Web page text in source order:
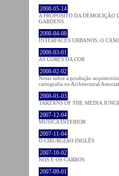
2008-05-14
A PROPÓSITO DA DEMOLIÇÃO
GARDENS
2008-04-08
INTERFACES URBANOS: O
2008-03-01
AS CORES DA COR
2008-02-02
Notas sobre a produção
cartografia na Architectural
2008-01-03
TARZANS OF THE MEDIA
2007-12-04
MÚSICA INTERIOR
2007-11-04
O CIRURGIÃO INGLÊS
2007-10-02
NÓS E OS CARROS
2007-09-01